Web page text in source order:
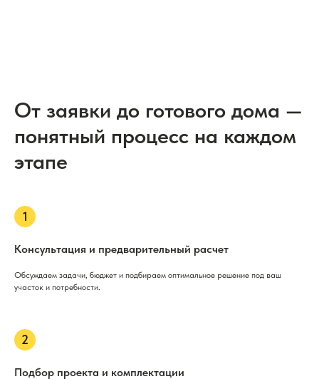
От заявки до готового дома —
понятный процесс на каждом
этапе
Консультация и предварительный расчет
Обсуждаем задачи, бюджет и подбираем оптимальное решение под ваш
участок и потребности.
Подбор проекта и комплектации